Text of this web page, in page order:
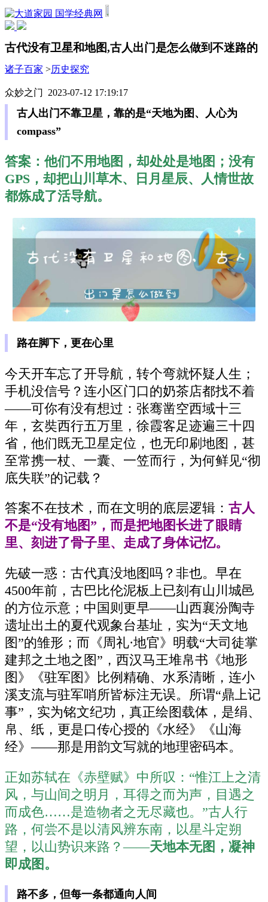
国学经典网
古代没有卫星和地图,古人出门是怎么做到不迷路的
诸子百家 >历史探究
众妙之门 2023-07-12 17:19:17
古人出门不靠卫星，靠的是“天地为图、人心为
compass”
答案：他们不用地图，却处处是地图；没有
GPS，却把山川草木、日月星辰、人情世故
都炼成了活导航。
路在脚下，更在心里
今天开车忘了开导航，转个弯就怀疑人生；
手机没信号？连小区门口的奶茶店都找不着
——可你有没有想过：张骞凿空西域十三
年，玄奘西行五万里，徐霞客足迹遍三十四
省，他们既无卫星定位，也无印刷地图，甚
至常携一杖、一囊、一笠而行，为何鲜见“彻
底失联”的记载？
答案不在技术，而在文明的底层逻辑： 古人
不是“没有地图”，而是把地图长进了眼睛
里、刻进了骨子里、走成了身体记忆。
先破一惑：古代真没地图吗？非也。早在
4500年前，古巴比伦泥板上已刻有山川城邑
的方位示意；中国则更早——山西襄汾陶寺
遗址出土的夏代观象台基址，实为“天文地
图”的雏形；而《周礼·地官》明载“大司徒掌
建邦之土地之图”，西汉马王堆帛书《地形
图》《驻军图》比例精确、水系清晰，连小
溪支流与驻军哨所皆标注无误。所谓“鼎上记
事”，实为铭文纪功，真正绘图载体，是绢、
帛、纸，更是口传心授的《水经》《山海
经》——那是用韵文写就的地理密码本。
正如苏轼在《赤壁赋》中所叹：“惟江上之清
风，与山间之明月，耳得之而为声，目遇之
而成色……是造物者之无尽藏也。”古人行
路，何尝不是以清风辨东南，以星斗定朔
望，以山势识来路？——天地本无图，凝神
即成图。
路不多，但每一条都通向人间